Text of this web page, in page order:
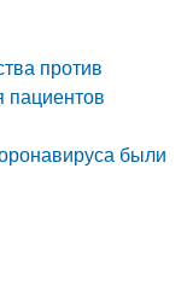
против
пациентов
были